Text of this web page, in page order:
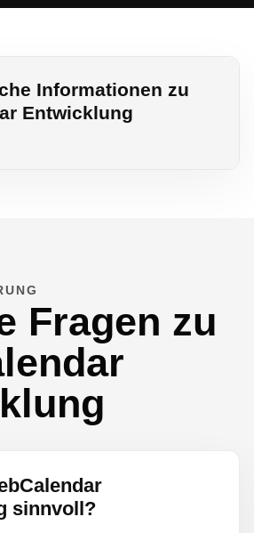
Informationen zu
Entwicklung
Fragen zu
sinnvoll?